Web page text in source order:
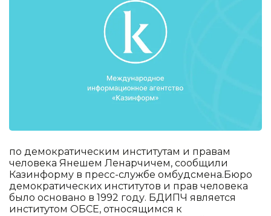
по демократическим институтам и правам
человека Янешем Ленарчичем, сообщили
Казинформу в пресс-службе омбудсмена.Бюро
демократических институтов и прав человека
было основано в 1992 году. БДИПЧ является
институтом ОБСЕ, относящимся к